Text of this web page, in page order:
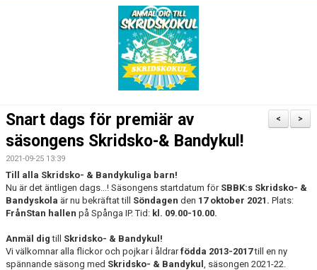
BILDGALLERI
DOKUMENT
KONTAKT
>
<
Snart dags för premiär av
säsongens Skridsko-& Bandykul!
2021-09-25 13:39
Till alla Skridsko- & Bandykuliga barn!
Nu är det äntligen dags...! Säsongens startdatum för SBBK:s Skridsko- &
Bandyskola är nu bekräftat till Söndagen den 17 oktober 2021. Plats:
FrånStan hallen på Spånga IP. Tid: kl. 09.00-10.00.
Anmäl digtill
Skridsko- & Bandykul!
Vi välkomnar alla flickor och pojkar i åldrarfödda 2013-2017till en ny
spännande säsong med Skridsko- & Bandykul , säsongen 2021-22.